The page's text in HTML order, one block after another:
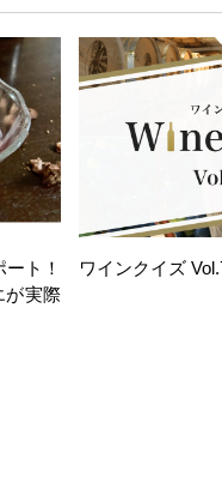
ト！
が実際
ワインクイズ